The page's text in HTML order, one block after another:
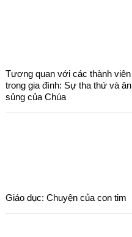
Tương quan với các thành viên
trong gia đình: Sự tha thứ và ân
sủng của Chúa
Giáo dục: Chuyện của con tim